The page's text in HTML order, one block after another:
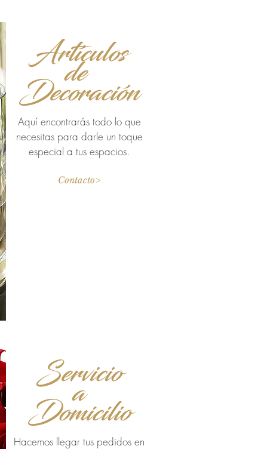
Artículos
de
Decoración
Aquí encontrarás todo lo que
necesitas para darle un toque
especial a tus espacios.
Contacto>
Servicio
a
Domicilio
Hacemos llegar tus pedidos en